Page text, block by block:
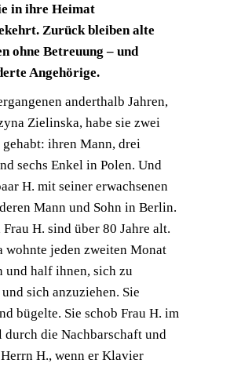
in ihre Heimat
Zurück bleiben alte
ohne Betreuung – und
Angehörige.
anderthalb Jahren,
Zielinska, habe sie zwei
ihren Mann, drei
sechs Enkel in Polen. Und
H. mit seiner erwachsenen
Mann und Sohn in Berlin.
H. sind über 80 Jahre alt.
wohnte jeden zweiten Monat
und half ihnen, sich zu
sich anzuziehen. Sie
bügelte. Sie schob Frau H. im
durch die Nachbarschaft und
H., wenn er Klavier